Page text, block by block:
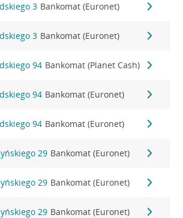
3 Bankomat (Euronet)
3 Bankomat (Euronet)
94 Bankomat (Planet Cash)
94 Bankomat (Euronet)
94 Bankomat (Euronet)
29 Bankomat (Euronet)
29 Bankomat (Euronet)
29 Bankomat (Euronet)